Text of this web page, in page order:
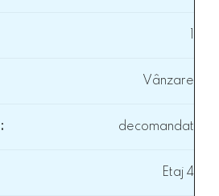
Vânzare
decomandat
Etaj 4